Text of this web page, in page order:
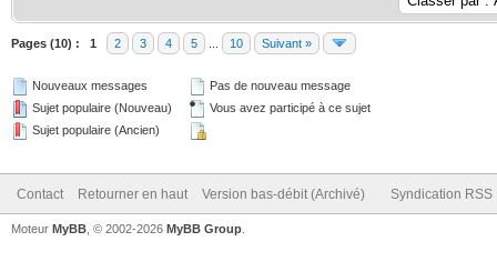
Pages (10) : 1 2 3 4 5 10 Suivant »
Nouveaux messages
Sujet populaire (Nouveau)
Sujet populaire (Ancien)
Pas de nouveau message
Vous avez participé à ce sujet
Contact Retourner en haut Version bas-débit (Archivé) Syndication RSS
Moteur MyBB , © 2002-2026 MyBB Group